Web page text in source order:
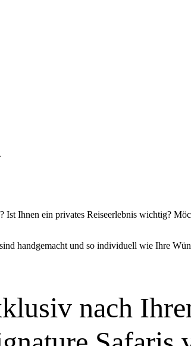
Ihnen ein privates Reiseerlebnis wichtig?
handgemacht und so individuell wie Ihre
nach